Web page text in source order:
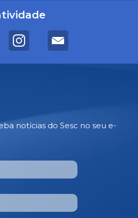
notícias do Sesc no seu e-